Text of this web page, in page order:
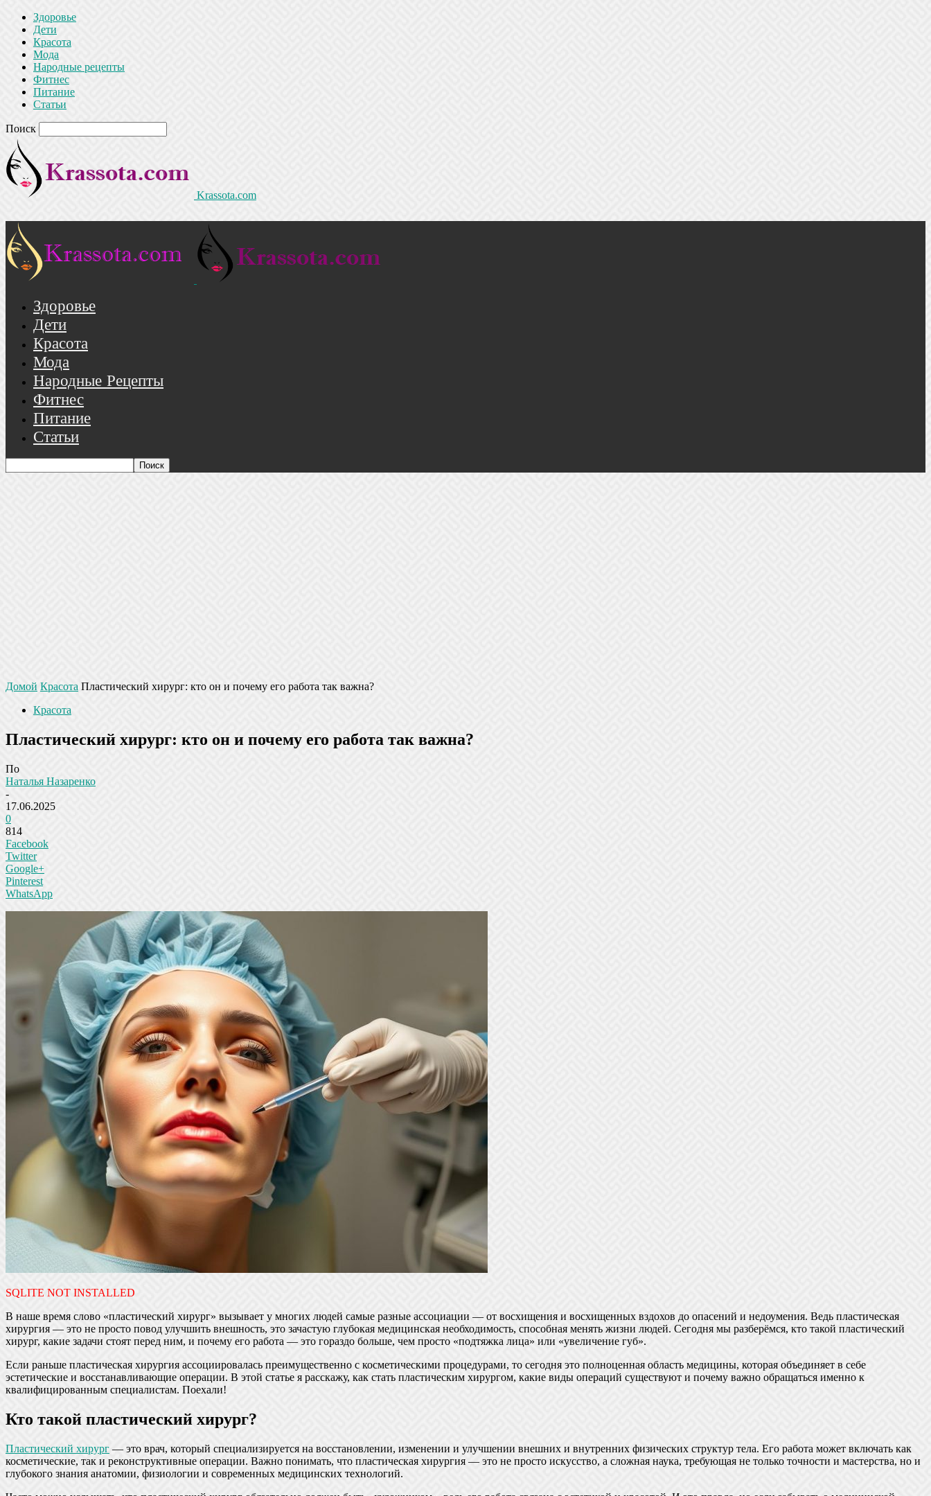
Здоровье
Дети
Красота
Мода
Народные рецепты
Фитнес
Питание
Статьи
Поиск
Krassota.com
Здоровье
Дети
Красота
Мода
Народные Рецепты
Фитнес
Питание
Статьи
Домой Красота Пластический хирург: кто он и почему его работа так важна?
Красота
Пластический хирург: кто он и почему его работа так важна?
По
Наталья Назаренко
-
17.06.2025
0
814
Facebook
Twitter
Google+
Pinterest
WhatsApp
SQLITE NOT INSTALLED
В наше время слово «пластический хирург» вызывает у многих людей самые разные ассоциации — от восхищения и восхищенных вздохов до опасений и недоумения. Ведь пластическая
хирургия — это не просто повод улучшить внешность, это зачастую глубокая медицинская необходимость, способная менять жизни людей. Сегодня мы разберёмся, кто такой пластический
хирург, какие задачи стоят перед ним, и почему его работа — это гораздо больше, чем просто «подтяжка лица» или «увеличение губ».
Если раньше пластическая хирургия ассоциировалась преимущественно с косметическими процедурами, то сегодня это полноценная область медицины, которая объединяет в себе
эстетические и восстанавливающие операции. В этой статье я расскажу, как стать пластическим хирургом, какие виды операций существуют и почему важно обращаться именно к
квалифицированным специалистам. Поехали!
Кто такой пластический хирург?
Пластический хирург— это врач, который специализируется на восстановлении, изменении и улучшении внешних и внутренних физических структур тела. Его работа может включать как
косметические, так и реконструктивные операции. Важно понимать, что пластическая хирургия — это не просто искусство, а сложная наука, требующая не только точности и мастерства, но и
глубокого знания анатомии, физиологии и современных медицинских технологий.